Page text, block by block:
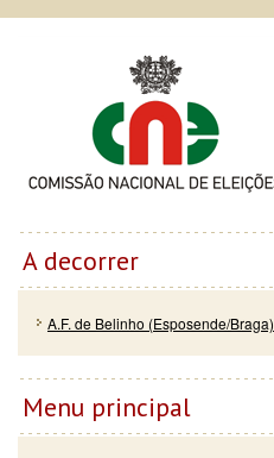
A decorrer
A.F. de Belinho (Esposende/Braga)
Menu principal